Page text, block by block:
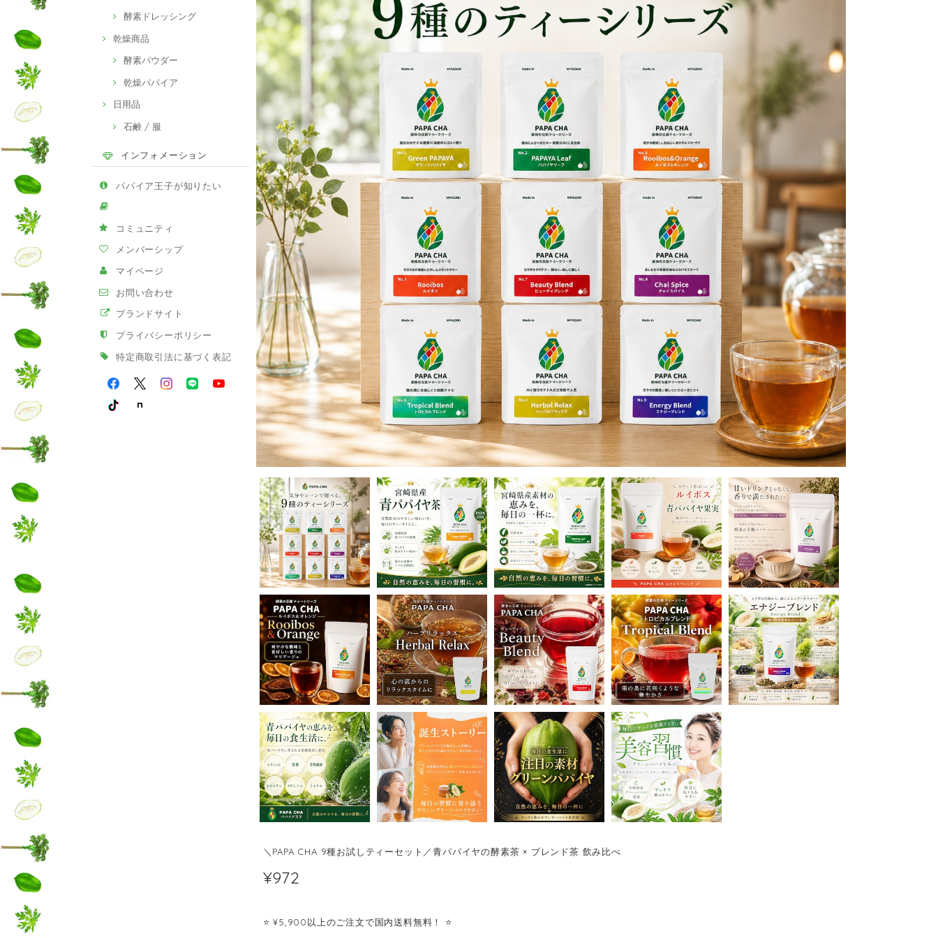
酵素ドレッシング
乾燥商品
酵素パウダー
乾燥パパイア
日用品
石鹸 / 服
インフォメーション
パパイア王子が知りたい
コミュニティ
メンバーシップ
マイページ
お問い合わせ
ブランドサイト
プライバシーポリシー
特定商取引法に基づく表記
＼PAPA CHA 9種お試しティーセット／青パパイヤの酵素茶 × ブレンド茶 飲み比べ
¥972
⭐️ ¥5,900以上のご注文で国内送料無料！ ⭐️